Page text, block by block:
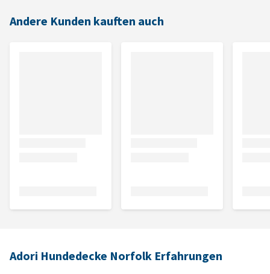
Andere Kunden kauften auch
Adori Hundedecke Norfolk Erfahrungen